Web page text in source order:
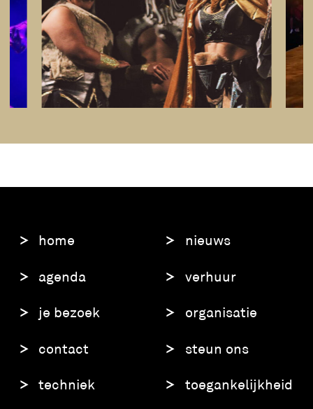
home
agenda
je bezoek
contact
techniek
nieuws
verhuur
organisatie
steun ons
toegankelijkheid